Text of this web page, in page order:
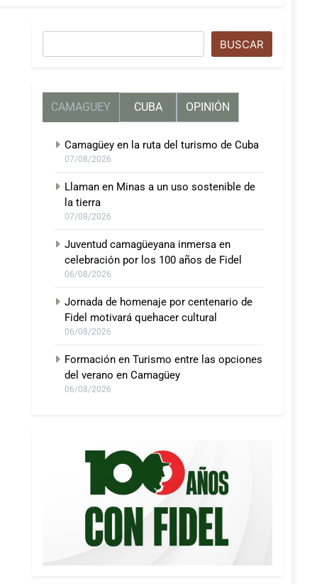
BUSCAR
CAMAGUEY CUBA OPINIÓN
Camagüey en la ruta del turismo de Cuba
07/08/2026
Llaman en Minas a un uso sostenible de
la tierra
07/08/2026
Juventud camagüeyana inmersa en
celebración por los 100 años de Fidel
06/08/2026
Jornada de homenaje por centenario de
Fidel motivará quehacer cultural
06/08/2026
Formación en Turismo entre las opciones
del verano en Camagüey
06/08/2026